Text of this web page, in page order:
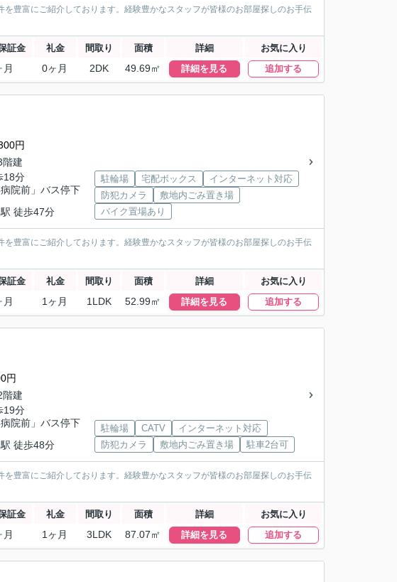
豊富にご紹介しております。経験豊かなスタッフが皆様のお部屋探しのお手伝
証金 礼金 間取り 面積 詳細 お気に入り
月 0ヶ月 2DK 49.69㎡ 詳細を見る 追加する
円
建
18分
院前」バス停下
駅 徒歩47分
駐輪場 宅配ボックス
インターネット対応
防犯カメラ
敷地内ごみ置き場
バイク置場あり
豊富にご紹介しております。経験豊かなスタッフが皆様のお部屋探しのお手伝
証金 礼金 間取り 面積 詳細 お気に入り
月 1ヶ月 1LDK 52.99㎡ 詳細を見る 追加する
円
建
19分
院前」バス停下
駅 徒歩48分
駐輪場 CATV
インターネット対応
防犯カメラ
敷地内ごみ置き場 駐車2台可
豊富にご紹介しております。経験豊かなスタッフが皆様のお部屋探しのお手伝
証金 礼金 間取り 面積 詳細 お気に入り
月 1ヶ月 3LDK 87.07㎡ 詳細を見る 追加する